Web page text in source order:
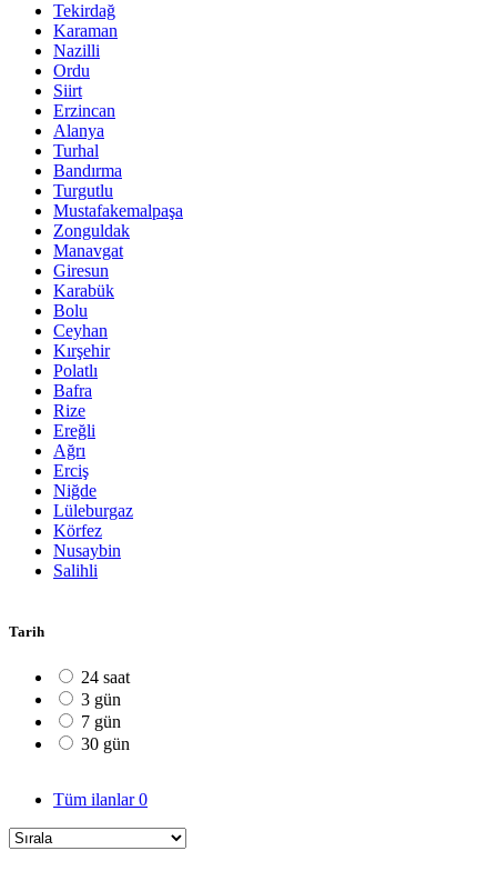
Tekirdağ
Karaman
Nazilli
Ordu
Siirt
Erzincan
Alanya
Turhal
Bandırma
Turgutlu
Mustafakemalpaşa
Zonguldak
Manavgat
Giresun
Karabük
Bolu
Ceyhan
Kırşehir
Polatlı
Bafra
Rize
Ereğli
Ağrı
Erciş
Niğde
Lüleburgaz
Körfez
Nusaybin
Salihli
Tarih
24 saat
3 gün
7 gün
30 gün
Tüm ilanlar0